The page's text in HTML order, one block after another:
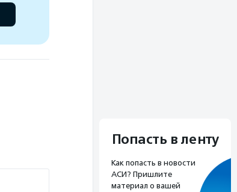
Попасть в ленту
Как попасть в новости
АСИ? Пришлите
материал о вашей